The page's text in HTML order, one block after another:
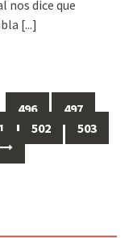
nos dice que
[...]
496
497
502
503